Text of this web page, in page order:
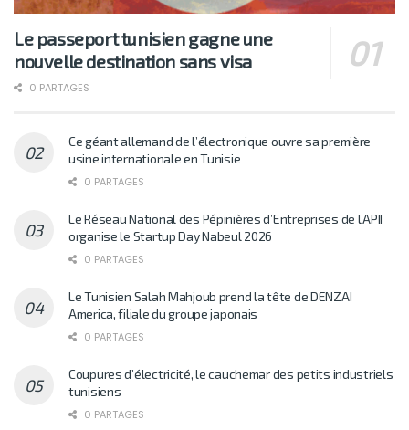
Le passeport tunisien gagne une
nouvelle destination sans visa
0 PARTAGES
Ce géant allemand de l’électronique ouvre sa première
usine internationale en Tunisie
0 PARTAGES
Le Réseau National des Pépinières d’Entreprises de l’APII
organise le Startup Day Nabeul 2026
0 PARTAGES
Le Tunisien Salah Mahjoub prend la tête de DENZAI
America, filiale du groupe japonais
0 PARTAGES
Coupures d’électricité, le cauchemar des petits industriels
tunisiens
0 PARTAGES